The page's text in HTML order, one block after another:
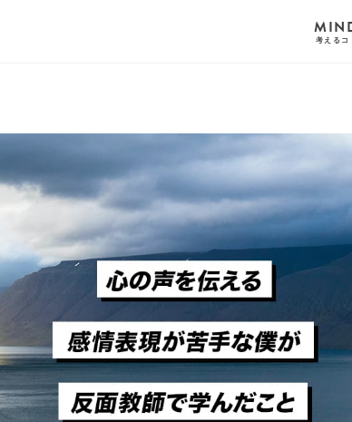
考えるコ